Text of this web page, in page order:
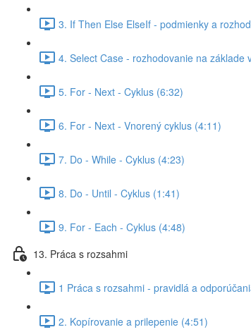
3. If Then Else ElseIf - podmienky a
4. Select Case - rozhodovanie na základe
5. For - Next - Cyklus (6:32)
6. For - Next - Vnorený cyklus (4:11)
7. Do - While - Cyklus (4:23)
8. Do - Until - Cyklus (1:41)
9. For - Each - Cyklus (4:48)
13. Práca s rozsahmi
1 Práca s rozsahmi - pravidlá a
2. Kopírovanie a prilepenie (4:51)